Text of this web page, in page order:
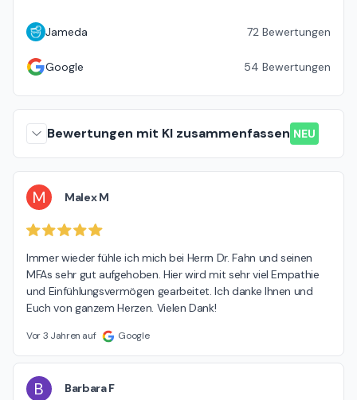
Jameda 72 Bewertungen
Google 54 Bewertungen
Bewertungen mit KI zusammenfassen NEU
M Malex M
Immer wieder fühle ich mich bei Herrn Dr. Fahn und seinen
MFAs sehr gut aufgehoben. Hier wird mit sehr viel Empathie
und Einfühlungsvermögen gearbeitet. Ich danke Ihnen und
Euch von ganzem Herzen. Vielen Dank!
Vor 3 Jahren auf Google
B Barbara F